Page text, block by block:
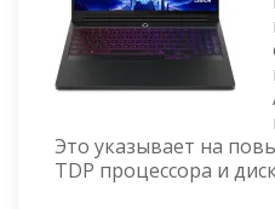
Это указывает на
TDP процессора и